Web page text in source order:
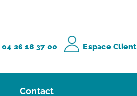
04 26 18 37 00
Espace Client
Contact